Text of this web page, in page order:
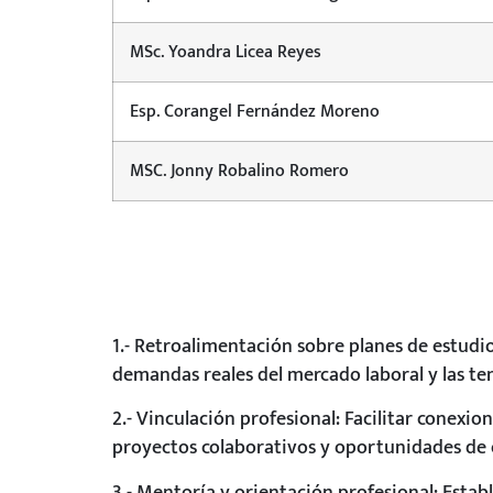
MSc. Yoandra Licea Reyes
Esp. Corangel Fernández Moreno
MSC. Jonny Robalino Romero
1.- Retroalimentación sobre planes de
demandas reales del mercado laboral y las
2.- Vinculación profesional: Facilitar
proyectos colaborativos y oportunidades